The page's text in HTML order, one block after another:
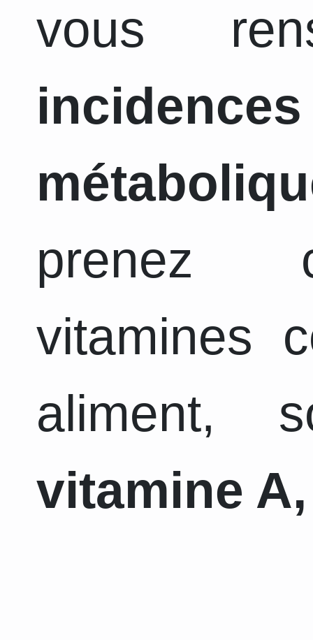
vous
prenez
vitamines
aliment,
vitamine